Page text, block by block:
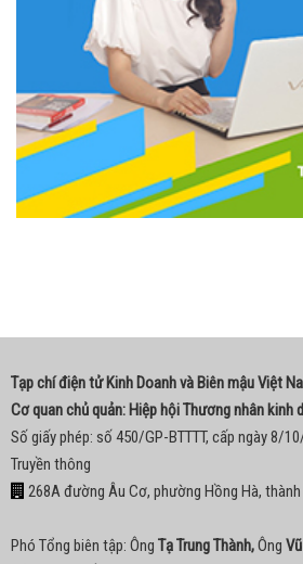
Tạp chí điện tử Kinh Doanh và Biên mậu Việt
Cơ quan chủ quản: Hiệp hội Thương nhân kinh
Số giấy phép: số 450/GP-BTTTT, cấp ngày 8/
Truyền thông
268A đường Âu Cơ, phường Hồng Hà,
Phó Tổng biên tập: Ông Tạ Trung Thành,Ông